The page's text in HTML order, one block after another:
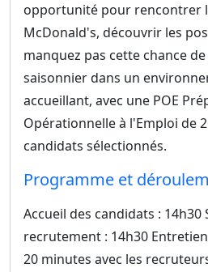
opportunité pour rencontrer
McDonald's, découvrir les
manquez pas cette chance
saisonnier dans un
accueillant, avec une POE
Opérationnelle à l'Emploi de
candidats sélectionnés.
Programme et
Accueil des candidats : 14h30
recrutement : 14h30
20 minutes avec les